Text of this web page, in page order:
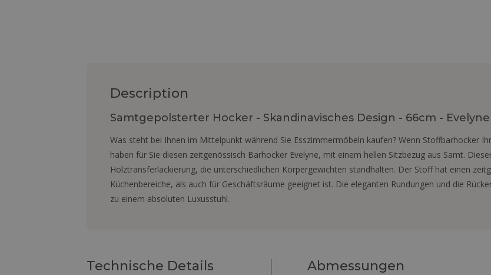
Description
Samtgepolsterter Hocker - Skandinavisches Design - 66cm - Evelyne
Was steht bei Ihnen im Mittelpunkt während Sie Esszimmermöbeln kaufen? Wenn Stoffbarhocker
haben für Sie diesen zeitgenössisch Barhocker Evelyne, mit einem hellen Sitzbezug aus Samt.
Holztransferlackierung, die unterschiedlichen Körpergewichten standhalten. Der Stoff hat einen
Küchenbereiche, als auch für Geschäftsräume geeignet ist. Die eleganten Rundungen und die
zu einem absoluten Luxusstuhl.
Technische Details Abmessungen